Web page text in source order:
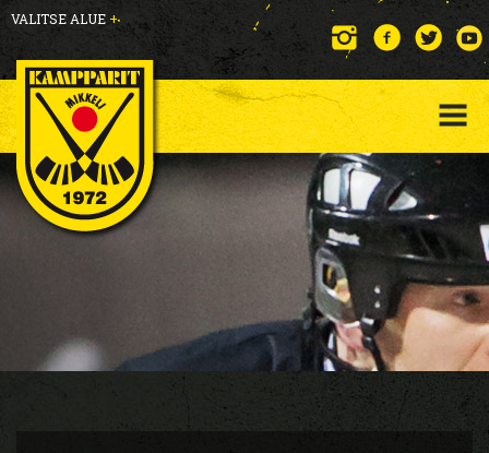
VALITSE ALUE +